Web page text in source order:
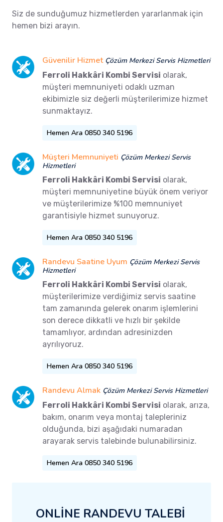
Siz de sunduğumuz hizmetlerden yararlanmak için
hemen bizi arayın.
Güvenilir Hizmet Çözüm Merkezi Servis Hizmetleri
Ferroli Hakkâri Kombi Servisi olarak,
müşteri memnuniyeti odaklı uzman
ekibimizle siz değerli müşterilerimize hizmet
sunmaktayız.
Hemen Ara 0850 340 5196
Müşteri Memnuniyeti Çözüm Merkezi Servis
Hizmetleri
Ferroli Hakkâri Kombi Servisi olarak,
müşteri memnuniyetine büyük önem veriyor
ve müşterilerimize %100 memnuniyet
garantisiyle hizmet sunuyoruz.
Hemen Ara 0850 340 5196
Randevu Saatine Uyum Çözüm Merkezi Servis
Hizmetleri
Ferroli Hakkâri Kombi Servisi olarak,
müşterilerimize verdiğimiz servis saatine
tam zamanında gelerek onarım işlemlerini
son derece dikkatli ve hızlı bir şekilde
tamamlıyor, ardından adresinizden
ayrılıyoruz.
Hemen Ara 0850 340 5196
Randevu Almak Çözüm Merkezi Servis Hizmetleri
Ferroli Hakkâri Kombi Servisi olarak, arıza,
bakım, onarım veya montaj talepleriniz
olduğunda, bizi aşağıdaki numaradan
arayarak servis talebinde bulunabilirsiniz.
Hemen Ara 0850 340 5196
ONLİNE RANDEVU TALEBİ